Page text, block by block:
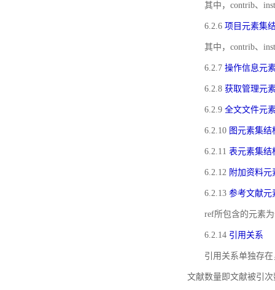
其中，contrib、
6.2.6 项目元素集
其中，contrib、
6.2.7 操作信息元
6.2.8 获取管理元
6.2.9 全文文件元
6.2.10 图元素集结
6.2.11 表元素集结
6.2.12 附加资料元
6.2.13 参考文献元
ref所包含的元素
6.2.14 引用关系
引用关系单独存
文献数量即文献被引